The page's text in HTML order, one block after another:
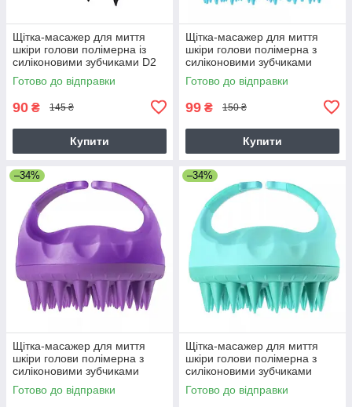
Щітка-масажер для миття
шкіри голови полімерна із
силіконовими зубчиками D2
(чорна)
Готово до відправки
90 ₴ 145 ₴
Купити
Щітка-масажер для миття
шкіри голови полімерна з
силіконовими зубчиками
(блакитний)
Готово до відправки
99 ₴ 150 ₴
Купити
–34%
Щітка-масажер для миття
шкіри голови полімерна з
силіконовими зубчиками
(фіолетовий)
Готово до відправки
–34%
Щітка-масажер для миття
шкіри голови полімерна з
силіконовими зубчиками
(зелений)
Готово до відправки